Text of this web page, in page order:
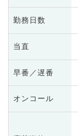
勤務日数
当直
早番／遅番
オンコール